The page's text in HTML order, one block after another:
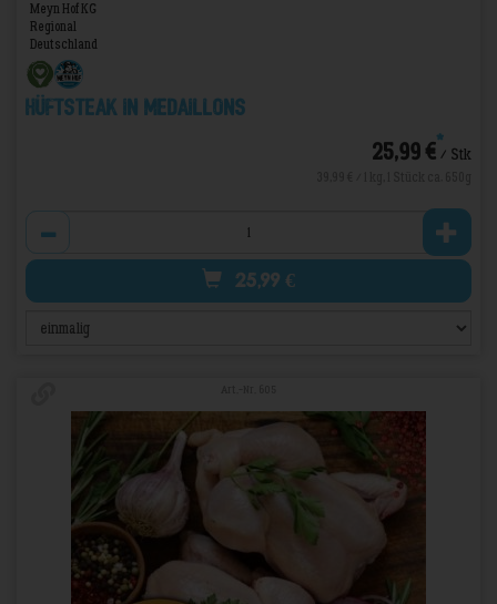
Meyn Hof KG
Regional
Deutschland
Hüftsteak in Medaillons
25,99 €*/ Stk
25,99 €